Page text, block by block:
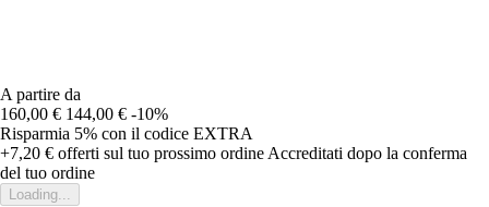
A partire da
160,00 € 144,00 € -10%
Risparmia 5% con il codice EXTRA
+7,20 € offerti sul tuo prossimo ordine Accreditati dopo la conferma
del tuo ordine
Loading...